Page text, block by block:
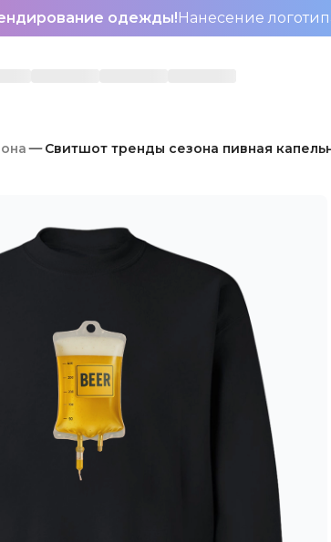
одежды!Нанесение
Свитшот тренды сезона пивная